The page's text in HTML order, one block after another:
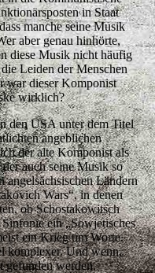
in Staat
manche seine Musik
aber genau hinhörte,
diese Musik nicht häufig
Leiden der Menschen
war dieser Komponist
wirklich?
den USA unter dem Titel
angeblichen
der alte Komponist als
auch seine Musik so
angelsächsischen Ländern
Wars“, in denen
ob Schostakowitsch
ein „Sowjetisches
ein Krieg um Worte.
komplexer. Und wenn,
gefunden werden.